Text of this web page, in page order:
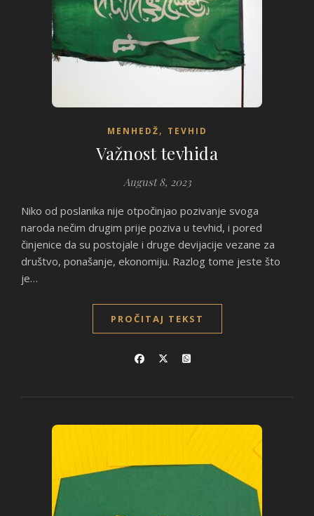
MENHEDŽ, TEVHID
Važnost tevhida
August 8, 2023
Niko od poslanika nije otpočinjao pozivanje svoga
naroda nečim drugim prije poziva u tevhid, i pored
činjenice da su postojale i druge devijacije vezane za
društvo, ponašanje, ekonomiju. Razlog tome jeste što
je…
PROČITAJ TEKST